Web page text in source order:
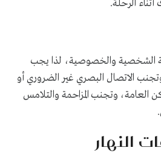
الرحلة.
الشخصية والخصوصية، لذا يجب
الاتصال البصري غير الضروري أو
العامة، وتجنب المزاحمة والتلامس
النهار